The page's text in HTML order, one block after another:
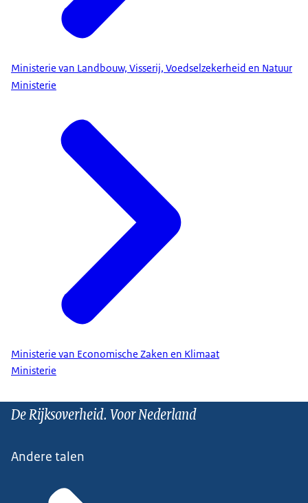
Ministerie van Landbouw, Visserij, Voedselzekerheid en Natuur
Ministerie
Ministerie van Economische Zaken en Klimaat
Ministerie
De Rijksoverheid. Voor Nederland
Andere talen